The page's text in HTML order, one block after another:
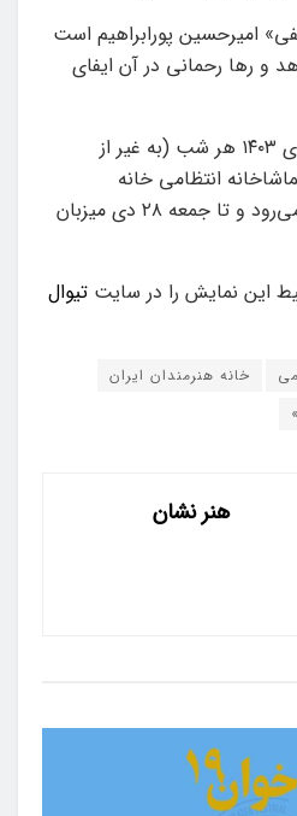
امیرحسین پورابراهیم است
و رها رحمانی در آن ایفای
این نمایش از سه‌شنبه ۴ دی ۱۴۰۳ هر شب (به غیر از
ساعت ۲۰:۳۰ در تماشاخانه انتظامی خانه
هنرمندان ایران به صحنه می‌رود و تا جمعه ۲۸ دی میزبان
این نمایش را در سایت تیوال
خانه هنرمندان ایران
هنر نشان